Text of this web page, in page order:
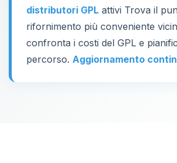
distributori GPL attivi Trova il
rifornimento più conveniente
confronta i costi del GPL e
percorso. Aggiornamento